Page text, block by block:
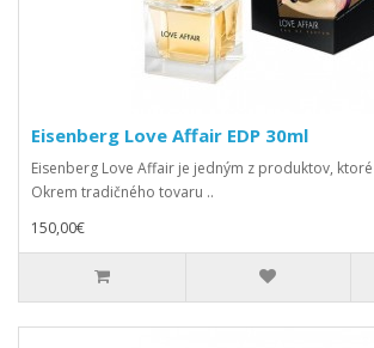
Eisenberg Love Affair EDP 30ml
Eisenberg Love Affair je jedným z produktov,
Okrem tradičného tovaru ..
150,00€